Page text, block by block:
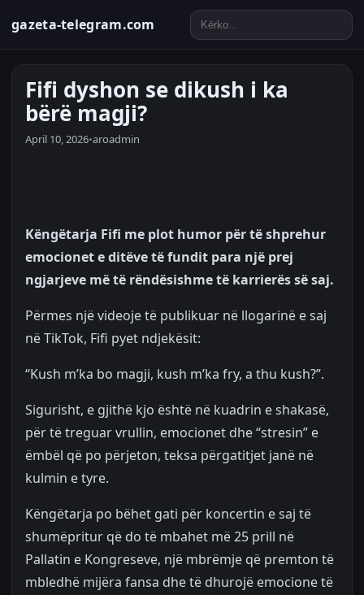
gazeta-telegram.com
Fifi dyshon se dikush i ka
bërë magji?
April 10, 2026•aroadmin
Këngëtarja Fifi me plot humor për të shprehur
emocionet e ditëve të fundit para një prej
ngjarjeve më të rëndësishme të karrierës së saj.
Përmes një videoje të publikuar në llogarinë e saj
në TikTok, Fifi pyet ndjekësit:
“Kush m’ka bo magji, kush m’ka fry, a thu kush?”.
Sigurisht, e gjithë kjo është në kuadrin e shakasë,
për të treguar vrullin, emocionet dhe “stresin” e
ëmbël që po përjeton, teksa përgatitjet janë në
kulmin e tyre.
Këngëtarja po bëhet gati për koncertin e saj të
shumëpritur që do të mbahet më 25 prill në
Pallatin e Kongreseve, një mbrëmje që premton të
mbledhë mijëra fansa dhe të dhurojë emocione të